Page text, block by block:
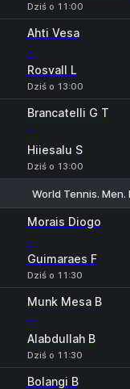
Dziś o 11:00
Ahti Vesa
-
Rosvall L
Dziś o 13:00
Brancatelli G T
-
Hiiesalu S
Dziś o 13:00
World Tennis.
Morais Diogo
-
Guimaraes F
Dziś o 11:30
Munk Mesa B
-
Alabdullah B
Dziś o 11:30
Bolangi B